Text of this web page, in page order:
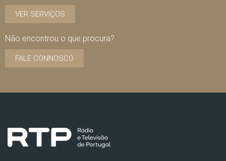
VER SERVIÇOS
Não encontrou o que procura?
FALE CONNOSCO